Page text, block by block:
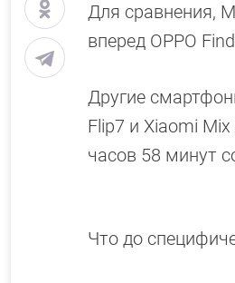
Для сравнения,
вперед OPPO
Другие
Flip7 и Xiaomi
часов 58 минут
Что до